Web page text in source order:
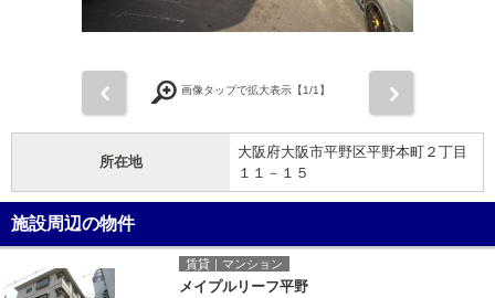
画像タップで拡大表示【1/1】
所在地
大阪府大阪市平野区平野本町２丁目
１１－１５
施設周辺の物件
賃貸｜マンション
メイプルリーフ平野